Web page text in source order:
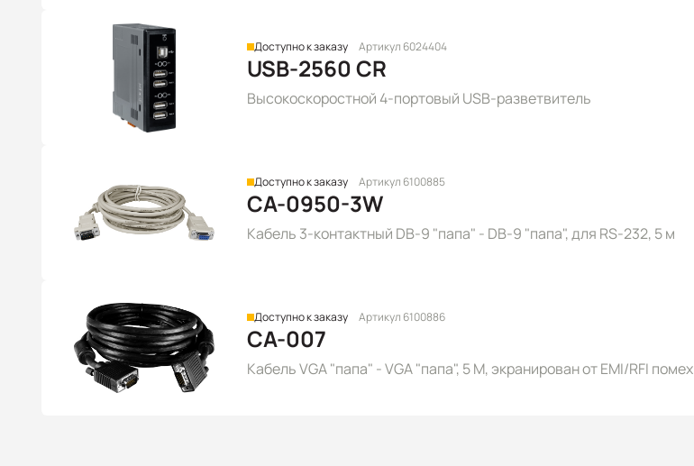
Доступно к заказу Артикул 6024404
USB-2560 CR
Высокоскоростной 4-портовый USB-разветвитель
Доступно к заказу Артикул 6100885
CA-0950-3W
Кабель 3-контактный DB-9 "папа" - DB-9 "папа", для RS-232, 5 м
Доступно к заказу Артикул 6100886
CA-007
Кабель VGA "папа" - VGA "папа", 5 М, экранирован от EMI/RFI помех